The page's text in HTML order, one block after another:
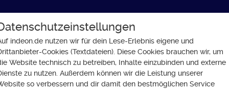
GLAUBE SOZIALES
rutschen Jugendliche in die Sucht
indeon.de nutzen wir für dein Lese-Erlebnis eigene und
Cookies (Textdateien). Diese Cookies brauchen wir, um
Website technisch zu betreiben, Inhalte einzubinden und externe
zu nutzen. Außerdem können wir die Leistung unserer
so verbessern und dir damit den bestmöglichen Service